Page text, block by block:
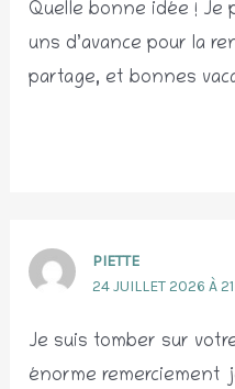
Quelle bonne idée ! Je
uns d’avance pour la
partage, et bonnes
PIETTE
24 JUILLET 2026 À
Je suis tomber sur
énorme remerciement